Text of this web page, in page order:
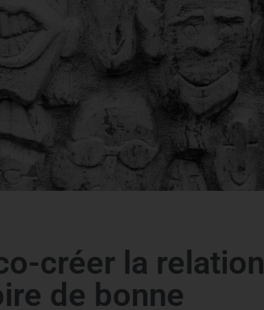
créer la relation
de bonne